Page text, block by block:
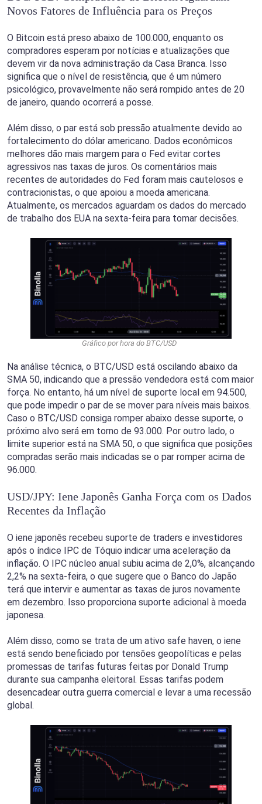
Novos Fatores de Influência para os Preços
O Bitcoin está preso abaixo de 100.000, enquanto os
compradores esperam por notícias e atualizações que
devem vir da nova administração da Casa Branca. Isso
significa que o nível de resistência, que é um número
psicológico, provavelmente não será rompido antes de 20
de janeiro, quando ocorrerá a posse.
Além disso, o par está sob pressão atualmente devido ao
fortalecimento do dólar americano. Dados econômicos
melhores dão mais margem para o Fed evitar cortes
agressivos nas taxas de juros. Os comentários mais
recentes de autoridades do Fed foram mais cautelosos e
contracionistas, o que apoiou a moeda americana.
Atualmente, os mercados aguardam os dados do mercado
de trabalho dos EUA na sexta-feira para tomar decisões.
Gráfico por hora do BTC/USD
Na análise técnica, o BTC/USD está oscilando abaixo da
SMA 50, indicando que a pressão vendedora está com maior
força. No entanto, há um nível de suporte local em 94.500,
que pode impedir o par de se mover para níveis mais baixos.
Caso o BTC/USD consiga romper abaixo desse suporte, o
próximo alvo será em torno de 93.000. Por outro lado, o
limite superior está na SMA 50, o que significa que posições
compradas serão mais indicadas se o par romper acima de
96.000.
USD/JPY: Iene Japonês Ganha Força com os Dados
Recentes da Inflação
O iene japonês recebeu suporte de traders e investidores
após o índice IPC de Tóquio indicar uma aceleração da
inflação. O IPC núcleo anual subiu acima de 2,0%, alcançando
2,2% na sexta-feira, o que sugere que o Banco do Japão
terá que intervir e aumentar as taxas de juros novamente
em dezembro. Isso proporciona suporte adicional à moeda
japonesa.
Além disso, como se trata de um ativo safe haven, o iene
está sendo beneficiado por tensões geopolíticas e pelas
promessas de tarifas futuras feitas por Donald Trump
durante sua campanha eleitoral. Essas tarifas podem
desencadear outra guerra comercial e levar a uma recessão
global.